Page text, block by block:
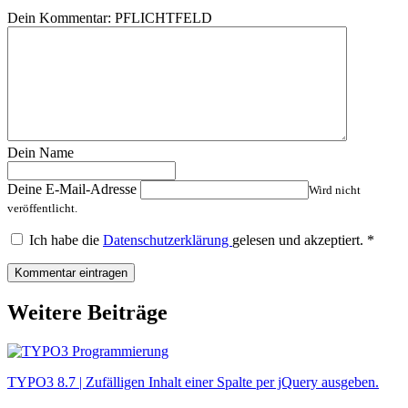
Dein Kommentar: PFLICHTFELD
Dein Name
Deine E-Mail-Adresse
Wird nicht
veröffentlicht.
Ich habe die Datenschutzerklärung gelesen und akzeptiert. *
Weitere Beiträge
TYPO3 8.7 | Zufälligen Inhalt einer Spalte per jQuery ausgeben.